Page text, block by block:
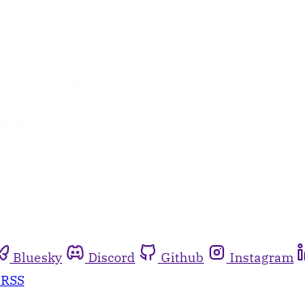
Bluesky Discord Github Instagram
RSS